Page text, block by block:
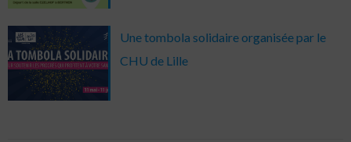
Une tombola solidaire organisée par le
CHU de Lille